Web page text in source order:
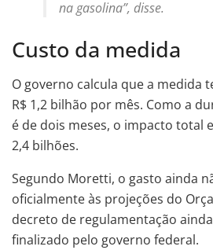
na gasolina”, disse.
Custo da medida
O governo calcula que a medida
R$ 1,2 bilhão por mês. Como a
é de dois meses, o impacto total
2,4 bilhões.
Segundo Moretti, o gasto ainda
oficialmente às projeções do
decreto de regulamentação
finalizado pelo governo federal.